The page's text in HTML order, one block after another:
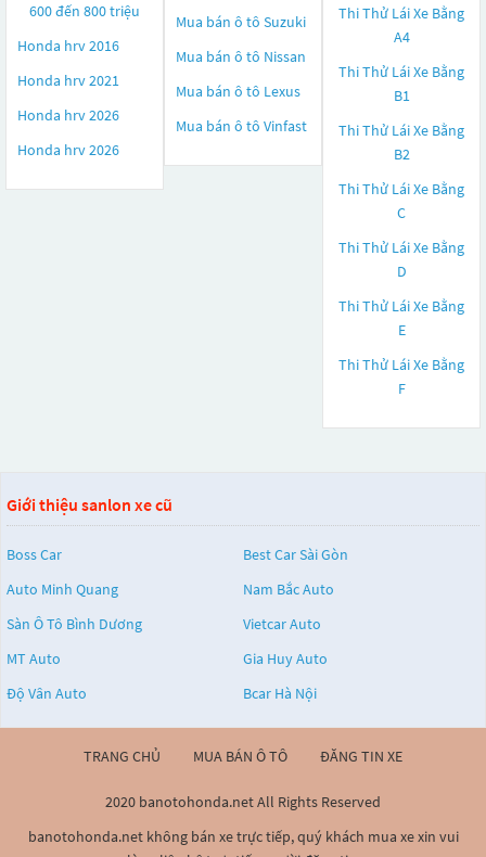
600 đến 800 triệu
Honda hrv 2016
Honda hrv 2021
Honda hrv 2026
Honda hrv 2026
Mua bán ô tô Suzuki
Mua bán ô tô Nissan
Mua bán ô tô Lexus
Mua bán ô tô Vinfast
Thi Thử Lái Xe Bằng
A4
Thi Thử Lái Xe Bằng
B1
Thi Thử Lái Xe Bằng
B2
Thi Thử Lái Xe Bằng
C
Thi Thử Lái Xe Bằng
D
Thi Thử Lái Xe Bằng
E
Thi Thử Lái Xe Bằng
F
Giới thiệu sanlon xe cũ
Boss Car
Best Car Sài Gòn
Auto Minh Quang
Nam Bắc Auto
Sàn Ô Tô Bình Dương
Vietcar Auto
MT Auto
Gia Huy Auto
Độ Vân Auto
Bcar Hà Nội
TRANG CHỦ MUA BÁN Ô TÔ ĐĂNG TIN XE
2020 banotohonda.net All Rights Reserved
banotohonda.net không bán xe trực tiếp, quý khách mua xe xin vui